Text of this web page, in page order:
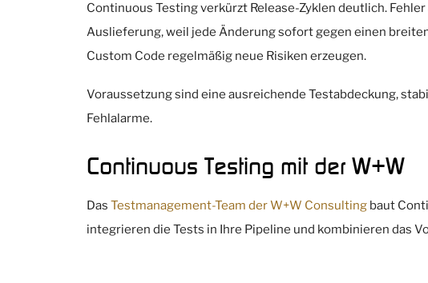
Continuous Testing verkürzt Release-Zyklen deutlich.
Auslieferung, weil jede Änderung sofort gegen einen
Custom Code regelmäßig neue Risiken erzeugen.
Voraussetzung sind eine ausreichende Testabdeckung,
Fehlalarme.
Continuous Testing mit der W+W
Das Testmanagement-Team der W+W Consulting baut
integrieren die Tests in Ihre Pipeline und kombinieren das